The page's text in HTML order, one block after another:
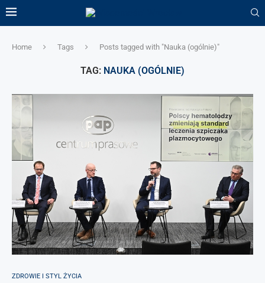
Home Tags Posts tagged with "Nauka (ogólnie)"
TAG: NAUKA (OGÓLNIE)
ZDROWIE I STYL ŻYCIA